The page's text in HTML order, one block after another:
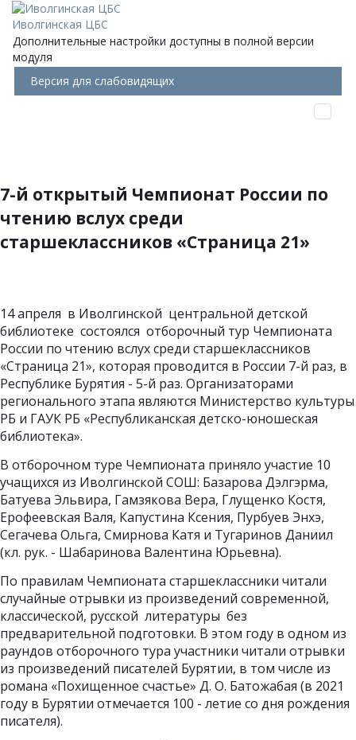
Иволгинская ЦБС
Дополнительные настройки доступны в полной версии
модуля
Версия для слабовидящих
7-й открытый Чемпионат России по
чтению вслух среди
старшеклассников «Страница 21»
14 апреля в Иволгинской центральной детской
библиотеке состоялся отборочный тур Чемпионата
России по чтению вслух среди старшеклассников
«Страница 21», которая проводится в России 7-й раз, в
Республике Бурятия - 5-й раз. Организаторами
регионального этапа являются Министерство культуры
РБ и ГАУК РБ «Республиканская детско-юношеская
библиотека».
В отборочном туре Чемпионата приняло участие 10
учащихся из Иволгинской СОШ: Базарова Дэлгэрма,
Батуева Эльвира, Гамзякова Вера, Глущенко Костя,
Ерофеевская Валя, Капустина Ксения, Пурбуев Энхэ,
Сегачева Ольга, Смирнова Катя и Тугаринов Даниил
(кл. рук. - Шабаринова Валентина Юрьевна).
По правилам Чемпионата старшеклассники читали
случайные отрывки из произведений современной,
классической, русской литературы без
предварительной подготовки. В этом году в одном из
раундов отборочного тура участники читали отрывки
из произведений писателей Бурятии, в том числе из
романа «Похищенное счастье» Д. О. Батожабая (в 2021
году в Бурятии отмечается 100 - летие со дня рождения
писателя).